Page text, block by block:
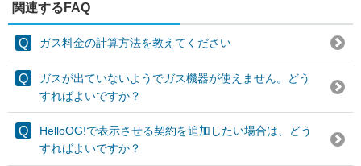
関連するFAQ
ガス料金の計算方法を教えてください
ガスが出ていないようでガス機器が使えません。どう
すればよいですか？
HelloOG!で表示させる契約を追加したい場合は、どう
すればよいですか？